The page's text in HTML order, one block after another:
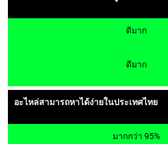
ดีมาก
ดีมาก
อะไหล่สามารถหาได้ง่ายในประเทศไทย
มากกว่า 95%